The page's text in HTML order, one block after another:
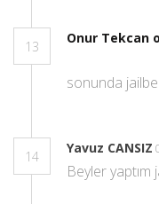
13
Onur Tekcan
sonunda
14
Yavuz CANSIZ
Beyler yaptım